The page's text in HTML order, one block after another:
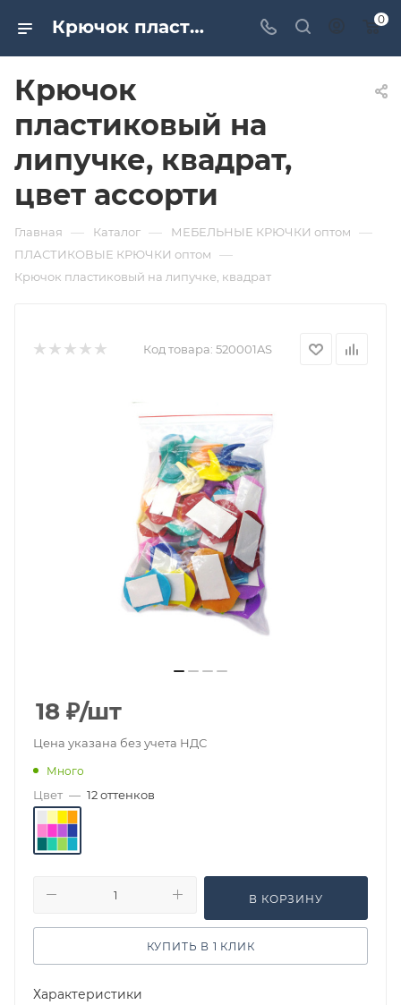
Крючок пластиковый на липучке, квадрат, цвет ассорти. Дверная и мебельная фурнитура САМИР-КИЛИТ | Оптовые поставки 0
Крючок
пластиковый на
липучке, квадрат,
цвет ассорти
Главная — Каталог — МЕБЕЛЬНЫЕ КРЮЧКИ оптом —
ПЛАСТИКОВЫЕ КРЮЧКИ оптом —
Крючок пластиковый на липучке, квадрат
Код товара: 520001AS
18 ₽/шт
Цена указана без учета НДС
Много
Цвет — 12 оттенков
В КОРЗИНУ
КУПИТЬ В 1 КЛИК
Характеристики